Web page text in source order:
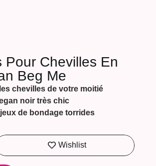
Pour Chevilles En
Beg Me
chevilles de votre moitié
noir très chic
de bondage torrides
Wishlist